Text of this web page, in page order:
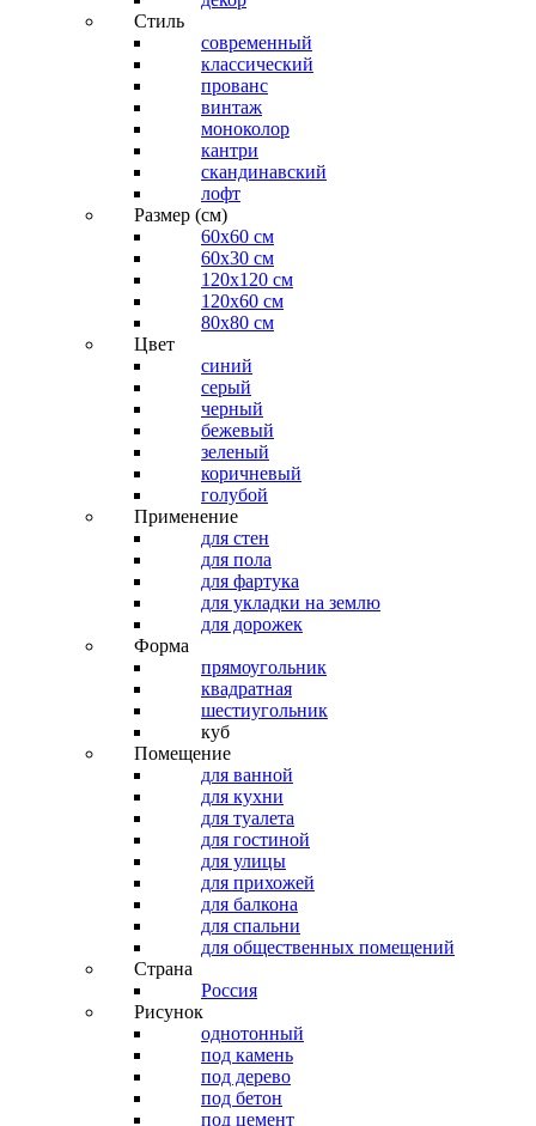
Стиль
современный
классический
прованс
винтаж
моноколор
кантри
скандинавский
лофт
Размер (см)
60х60 см
60x30 см
120x120 см
120x60 см
80x80 см
Цвет
синий
серый
черный
бежевый
зеленый
коричневый
голубой
Применение
для стен
для пола
для фартука
для укладки на землю
для дорожек
Форма
прямоугольник
квадратная
шестиугольник
куб
Помещение
для ванной
для кухни
для туалета
для гостиной
для улицы
для прихожей
для балкона
для спальни
для общественных помещений
Страна
Россия
Рисунок
однотонный
под камень
под дерево
под бетон
под цемент